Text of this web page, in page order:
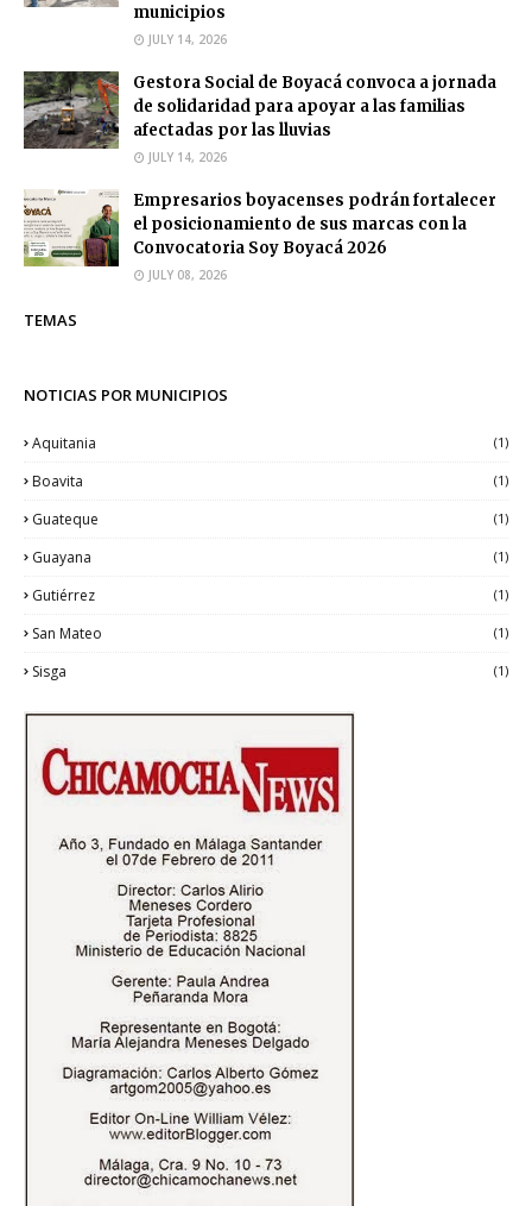
municipios
JULY 14, 2026
Gestora Social de Boyacá convoca a jornada
de solidaridad para apoyar a las familias
afectadas por las lluvias
JULY 14, 2026
Empresarios boyacenses podrán fortalecer
el posicionamiento de sus marcas con la
Convocatoria Soy Boyacá 2026
JULY 08, 2026
TEMAS
NOTICIAS POR MUNICIPIOS
Aquitania (1)
Boavita (1)
Guateque (1)
Guayana (1)
Gutiérrez (1)
San Mateo (1)
Sisga (1)